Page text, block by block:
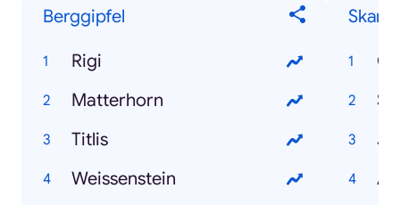
Berggipfel
Rigi
Matterhorn
Titlis
Weissenstein